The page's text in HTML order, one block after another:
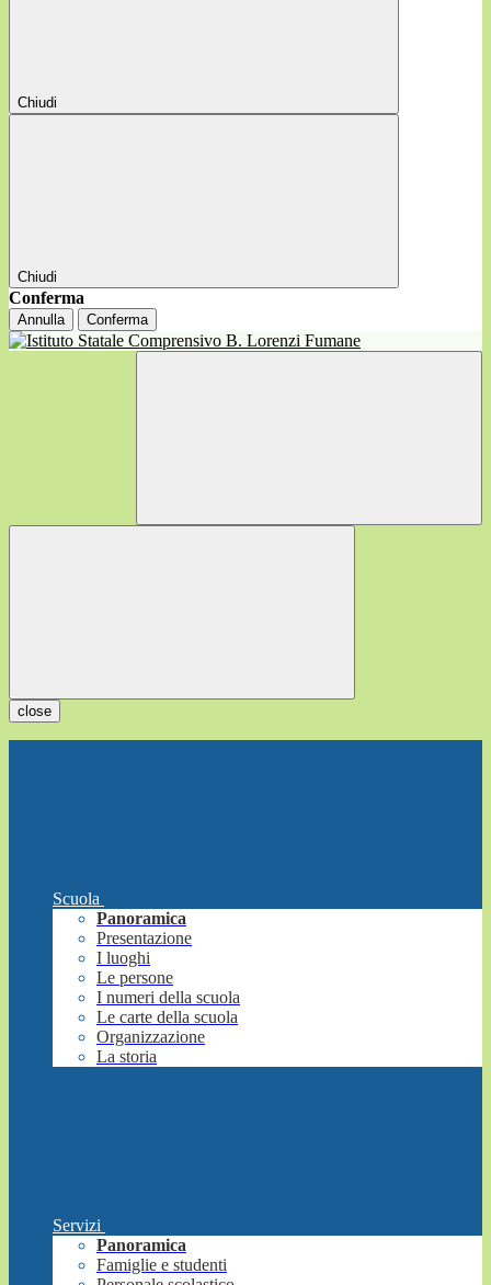
Chiudi
Chiudi
Conferma
Annulla Conferma
close
Scuola
Panoramica
Presentazione
I luoghi
Le persone
I numeri della scuola
Le carte della scuola
Organizzazione
La storia
Servizi
Panoramica
Famiglie e studenti